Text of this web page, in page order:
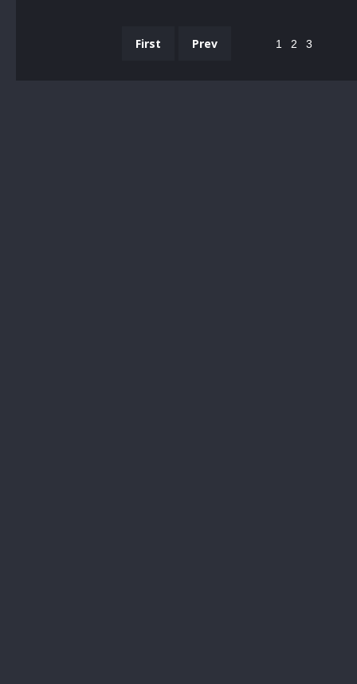
First Prev 1 2 3